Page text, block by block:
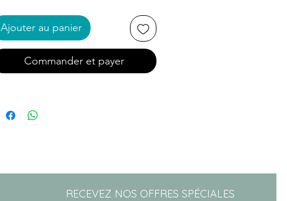
Ajouter au panier
Commander et payer
RECEVEZ NOS OFFRES SPÉCIALES